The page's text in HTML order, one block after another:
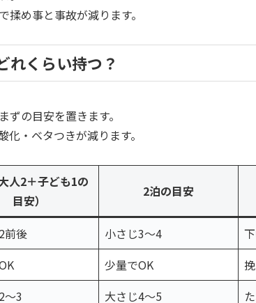
揉め事と事故が減ります。
れくらい持つ？
の目安を置きます。
化・ベタつきが減ります。
人2＋子ども1の
目安）
2泊の目安
前後 小さじ3〜4
少量でOK
〜3 大さじ4〜5